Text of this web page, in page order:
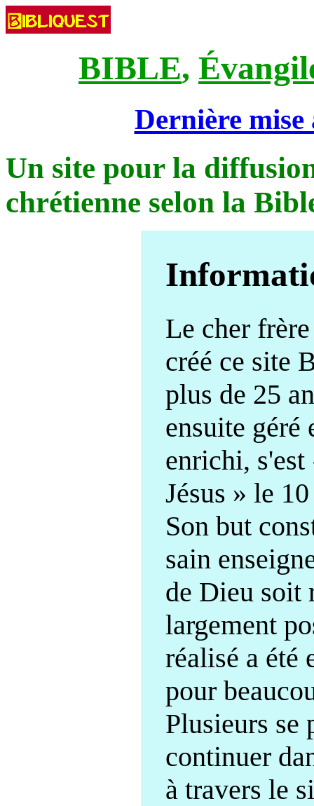
BIBLE,
Dernière
Un site pour la
chrétienne selon la
Le cher
créé ce site
plus de 25
ensuite géré
enrichi,
Jésus » le
Son but
sain
de Dieu soit
largement
réalisé a été
pour
Plusieurs se
continuer
à travers le